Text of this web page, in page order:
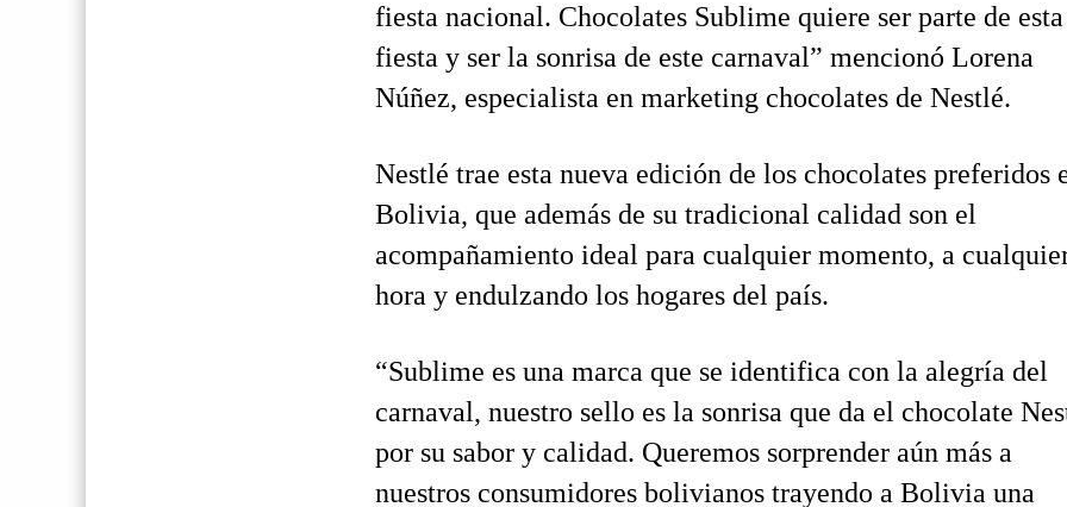
fiesta nacional. Chocolates Sublime quiere ser parte de esta
fiesta y ser la sonrisa de este carnaval” mencionó Lorena
Núñez, especialista en marketing chocolates de Nestlé.
Nestlé trae esta nueva edición de los chocolates preferidos
Bolivia, que además de su tradicional calidad son el
acompañamiento ideal para cualquier momento, a
hora y endulzando los hogares del país.
“Sublime es una marca que se identifica con la alegría del
carnaval, nuestro sello es la sonrisa que da el chocolate
por su sabor y calidad. Queremos sorprender aún más a
nuestros consumidores bolivianos trayendo a Bolivia una